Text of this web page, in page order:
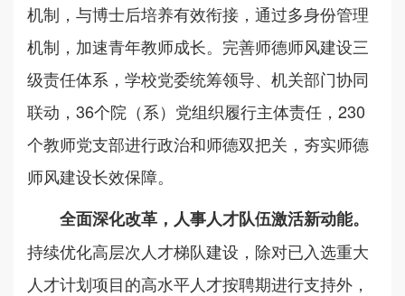
机制，与博士后培养有效衔接，通过多身份管理
机制，加速青年教师成长。完善师德师风建设三
级责任体系，学校党委统筹领导、机关部门协同
联动，36个院（系）党组织履行主体责任，230
个教师党支部进行政治和师德双把关，夯实师德
师风建设长效保障。
全面深化改革，人事人才队伍激活新动能。
持续优化高层次人才梯队建设，除对已入选重大
人才计划项目的高水平人才按聘期进行支持外，